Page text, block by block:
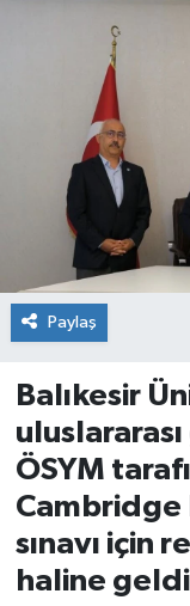
Paylaş
Balıkesir
ÖSYM
Cambridge
sınavı için
haline
Edremit
EĞİTİM
EKONOMİ
Erdek
Gömeç
Havran
İvrindi
KENT